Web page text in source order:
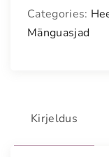
g
e
u
M
Categories:
Mänguasjad
Kirjeldus